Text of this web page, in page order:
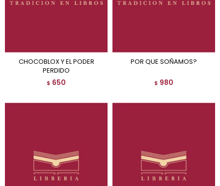
CHOCOBLOX Y EL PODER
PERDIDO
$ 650
POR QUE SOÑAMOS?
$ 980